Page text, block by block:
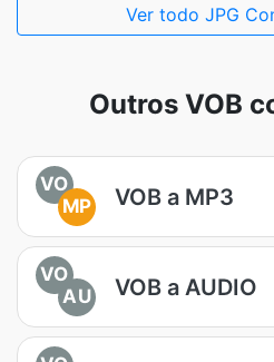
Ver todo JPG
Outros VOB
VO
MP
VOB a MP3
VO
AU
VOB a AUDIO